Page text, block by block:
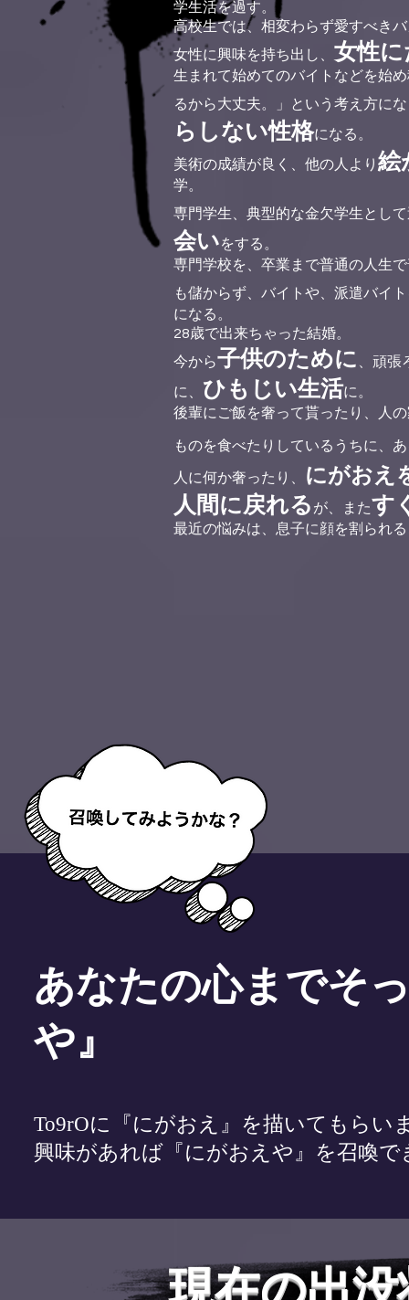
学生活を過す。
高校生では、相変わらず愛すべき
女性に興味を持ち出し、 女性
生まれて始めてのバイトなどを始
るから大丈夫。」という考え方に
らしない性格になる。
美術の成績が良く、他の人より 絵
学。
専門学生、典型的な金欠学生とし
会いをする。
専門学校を、卒業まで普通の人生
も儲からず、バイトや、派遣バイ
になる。
28歳で出来ちゃった結婚。
今から子供のために 、頑
に、 ひもじい生活に。
後輩にご飯を奢って貰ったり、人
ものを食べたりしているうちに、
人に何か奢ったり、 にがおえ
人間に戻れる が、またす
最近の悩みは、息子に顔を割られ
あなたの心までそ
や』
To9rOに『にがおえ』を描いてもらい
興味があれば『にがおえや』を召喚で